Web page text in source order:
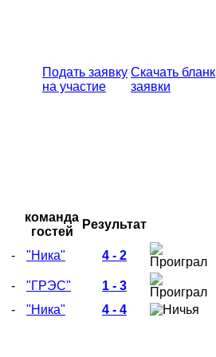
Подать заявку
на участие
Скачать бланк
заявки
команда
гостей
Результат
- "Ника" 4 - 2
- "ГРЭС"
1 - 3
- "Ника" 4 - 4